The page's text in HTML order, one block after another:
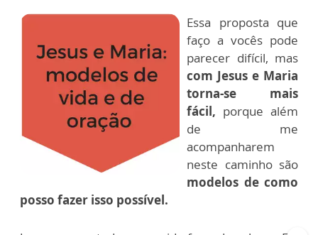
Essa proposta que
faço a vocês pode
parecer difícil, mas
com Jesus e Maria
torna-se mais
fácil, porque além
de me
acompanharem
neste caminho são
modelos de como
posso fazer isso possível.